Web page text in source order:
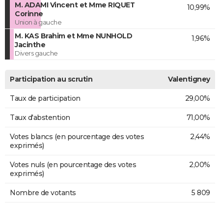
M. ADAMI Vincent et Mme RIQUET
Corinne
Union à gauche
10,99%
M. KAS Brahim et Mme NUNHOLD
Jacinthe
Divers gauche
1,96%
Participation au scrutin Valentigney
Taux de participation 29,00%
Taux d'abstention 71,00%
Votes blancs (en pourcentage des votes
exprimés)
2,44%
Votes nuls (en pourcentage des votes
exprimés)
2,00%
Nombre de votants 5 809